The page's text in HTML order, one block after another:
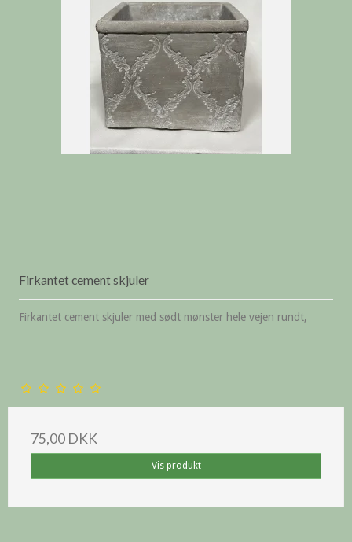
Firkantet cement skjuler
Firkantet cement skjuler med sødt mønster hele vejen rundt,
75,00 DKK
Vis produkt